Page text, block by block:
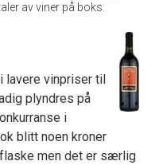
av viner på boks:
lavere vinpriser til
plyndres på
i
blitt noen kroner
men det er særlig